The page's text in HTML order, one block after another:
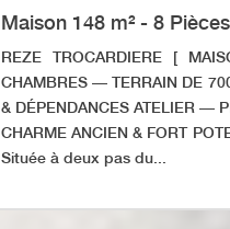
Maison 148 m² - 8
REZE TROCARDIERE [
CHAMBRES — TERRAIN DE
& DÉPENDANCES ATELIER —
CHARME ANCIEN & FORT
Située à deux pas du...